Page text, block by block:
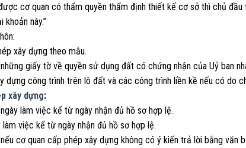
cơ quan có thẩm quyền thẩm định thiết kế cơ sở thì chủ
này.”
xây dựng theo mẫu.
giấy tờ về quyền sử dụng đất có chứng nhận của Uỷ ban
dựng công trình trên lô đất và các công trình liền kề nếu có do
xây dựng:
làm việc kể từ ngày nhận đủ hồ sơ hợp lệ.
việc kể từ ngày nhận đủ hồ sơ hợp lệ.
cơ quan cấp phép xây dựng không có ý kiến trả lời bằng văn